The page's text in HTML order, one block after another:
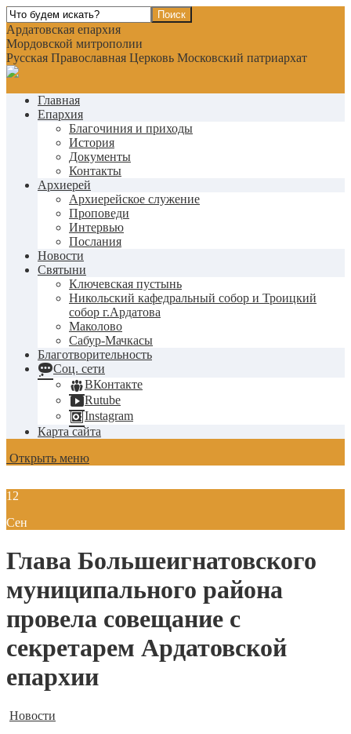
Ардатовская епархия
Мордовской митрополии
Русская Православная Церковь Московский патриархат
Главная
Епархия
Благочиния и приходы
История
Документы
Контакты
Архиерей
Архиерейское служение
Проповеди
Интервью
Послания
Новости
Святыни
Ключевская пустынь
Никольский кафедральный собор и Троицкий
собор г.Ардатова
Маколово
Сабур-Мачкасы
Благотворительность
Соц. сети
ВКонтакте
Rutube
Instagram
Карта сайта
Открыть меню
12
Сен
Глава Большеигнатовского
муниципального района
провела совещание с
секретарем Ардатовской
епархии
Новости